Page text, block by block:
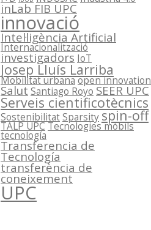
inLab FIB UPC
innovació
Intel·ligència Artificial
Internacionalització
investigadors IoT
Josep Lluís Larriba
Mobilitat urbanaopen innovation
SalutSantiago Royo SEER UPC
Serveis cientificotècnics
SostenibilitatSparsityspin-off
TALP UPCTecnologies mòbils
tecnología
Transferencia de
Tecnología
transferència de
coneixement
UPC